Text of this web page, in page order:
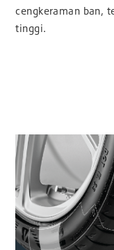
cengkeraman ban,
tinggi.